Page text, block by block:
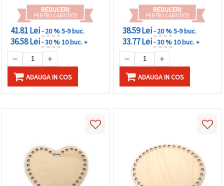
REDUCERI
PENTRU CANTITATE
41.81 Lei- 20 %5-9 buc.
36.58 Lei- 30 %10 buc. +
ADAUGA IN COS
REDUCERI
PENTRU CANTITATE
38.59 Lei- 20 %5-9 buc.
33.77 Lei- 30 %10 buc. +
ADAUGA IN COS